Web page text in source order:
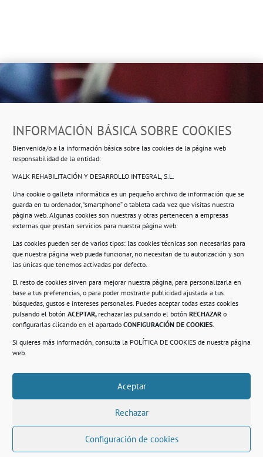
INFORMACIÓN BÁSICA SOBRE COOKIES
Bienvenida/o a la información básica sobre las cookies de la página web
responsabilidad de la entidad:
WALK REHABILITACIÓN Y DESARROLLO INTEGRAL, S.L.
Una cookie o galleta informática es un pequeño archivo de información que se
guarda en tu ordenador, “smartphone” o tableta cada vez que visitas nuestra
página web. Algunas cookies son nuestras y otras pertenecen a empresas
externas que prestan servicios para nuestra página web.
Las cookies pueden ser de varios tipos: las cookies técnicas son necesarias para
que nuestra página web pueda funcionar, no necesitan de tu autorización y son
las únicas que tenemos activadas por defecto.
El resto de cookies sirven para mejorar nuestra página, para personalizarla en
base a tus preferencias, o para poder mostrarte publicidad ajustada a tus
búsquedas, gustos e intereses personales. Puedes aceptar todas estas cookies
pulsando el botón ACEPTAR, rechazarlas pulsando el botón RECHAZAR o
configurarlas clicando en el apartado CONFIGURACIÓN DE COOKIES.
Si quieres más información, consulta la POLÍTICA DE COOKIES de nuestra página
web.
Aceptar
Rechazar
Configuración de cookies
Ropero Solidario de Usera
Beasáin 25-33posterior, local 3 – 28041 Madrid
Información
Compromiso con la protección de datos
Política de Cookies.
© 2021. Realizado en el Centro de Rehabilitación